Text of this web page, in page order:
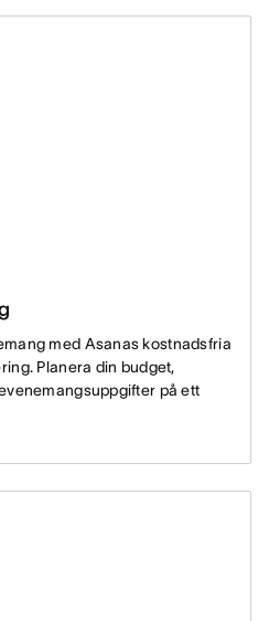
med Asanas kostnadsfria
Planera din budget,
på ett